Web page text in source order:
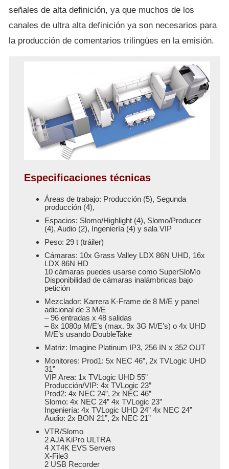
señales de alta definición, ya que muchos de los
canales de ultra alta definición ya son necesarios para
la producción de comentarios trilingües en la emisión.
Especificaciones técnicas
Áreas de trabajo: Producción (5), Segunda
producción (4),
Espacios: Slomo/Highlight (4), Slomo/Producer
(4), Audio (2), Ingeniería (4) y sala VIP
Peso: 29 t (tráiler)
Cámaras: 10x Grass Valley LDX 86N UHD, 16x
LDX 86N HD
10 cámaras puedes usarse como SuperSloMo
Disponibilidad de cámaras inalámbricas bajo
petición
Mezclador: Karrera K-Frame de 8 M/E y panel
adicional de 3 M/E
– 96 entradas x 48 salidas
– 8x 1080p M/E’s (max. 9x 3G M/E’s) o 4x UHD
M/E’s usando DoubleTake
Matriz: Imagine Platinum IP3, 256 IN x 352 OUT
Monitores: Prod1: 5x NEC 46”, 2x TVLogic UHD
31”
VIP Area: 1x TVLogic UHD 55”
Producción/VIP: 4x TVLogic 23”
Prod2: 4x NEC 24”, 2x NEC 46”
Slomo: 4x NEC 24” 4x TVLogic 23”
Ingeniería: 4x TVLogic UHD 24” 4x NEC 24”
Audio: 2x BON 21”, 2x NEC 21”
VTR/Slomo
2 AJA KiPro ULTRA
4 XT4K EVS Servers
X-File3
2 USB Recorder